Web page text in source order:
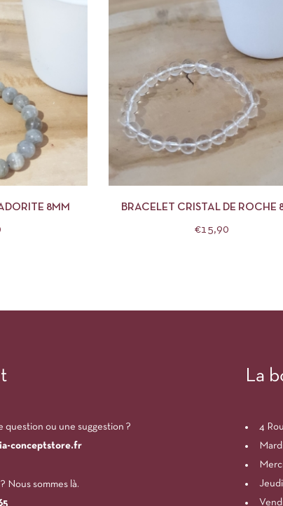
AJOUTER AU PANIER
8MM BRACELET CRISTAL DE ROCHE
€15,90
question ou une suggestion ?
conceptstore.fr
Nous sommes là.
La
4
Jeudi